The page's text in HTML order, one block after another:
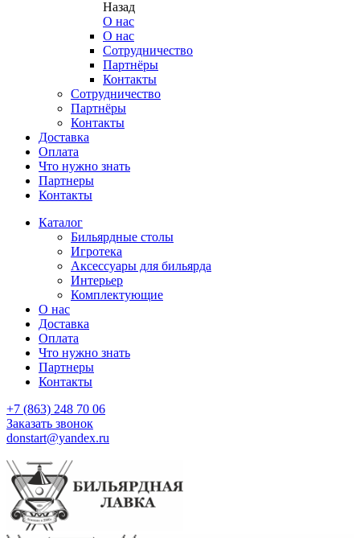
Назад
О нас
О нас
Сотрудничество
Партнёры
Контакты
Сотрудничество
Партнёры
Контакты
Доставка
Оплата
Что нужно знать
Партнеры
Контакты
Каталог
Бильярдные столы
Игротека
Аксессуары для бильярда
Интерьер
Комплектующие
О нас
Доставка
Оплата
Что нужно знать
Партнеры
Контакты
+7 (863) 248 70 06
Заказать звонок
donstart@yandex.ru